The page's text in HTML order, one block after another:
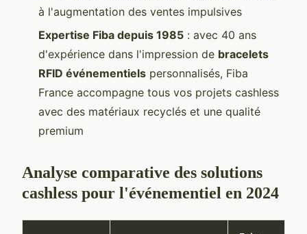
à l'augmentation des ventes impulsives
Expertise Fiba depuis 1985 : avec 40 ans
d'expérience dans l'impression de bracelets
RFID événementiels personnalisés, Fiba
France accompagne tous vos projets cashless
avec des matériaux recyclés et une qualité
premium
Analyse comparative des solutions
cashless pour l'événementiel en 2024